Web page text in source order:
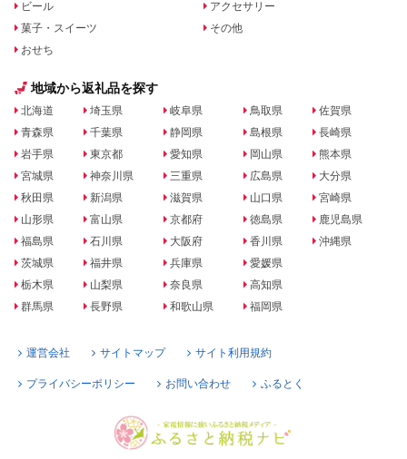
ビール
菓子・スイーツ
おせち
アクセサリー
その他
地域から返礼品を探す
北海道
青森県
岩手県
宮城県
秋田県
山形県
福島県
茨城県
栃木県
群馬県
埼玉県
千葉県
東京都
神奈川県
新潟県
富山県
石川県
福井県
山梨県
長野県
岐阜県
静岡県
愛知県
三重県
滋賀県
京都府
大阪府
兵庫県
奈良県
和歌山県
鳥取県
島根県
岡山県
広島県
山口県
徳島県
香川県
愛媛県
高知県
福岡県
佐賀県
長崎県
熊本県
大分県
宮崎県
鹿児島県
沖縄県
運営会社 サイトマップ サイト利用規約
プライバシーポリシー お問い合わせ ふるとく